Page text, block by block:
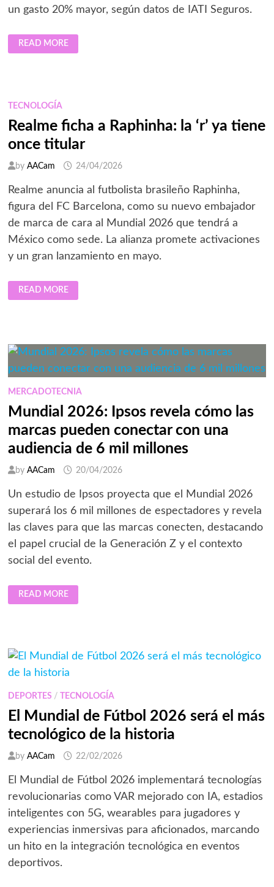
un gasto 20% mayor, según datos de IATI Seguros.
EL
FAN
LATINO
FÚTBOL:
CRECEN
HASTA
16
NOCHES
2026
READ MORE
TECNOLOGÍA
Realme ficha a Raphinha: la ‘r’ ya tiene
once titular
by AACam 24/04/2026
Realme anuncia al futbolista brasileño Raphinha,
figura del FC Barcelona, como su nuevo embajador
de marca de cara al Mundial 2026 que tendrá a
México como sede. La alianza promete activaciones
y un gran lanzamiento en mayo.
REALME
FICHA
A
TIENE
ONCE
TITULAR
READ MORE
MERCADOTECNIA
Mundial 2026: Ipsos revela cómo las
marcas pueden conectar con una
audiencia de 6 mil millones
by AACam 20/04/2026
Un estudio de Ipsos proyecta que el Mundial 2026
superará los 6 mil millones de espectadores y revela
las claves para que las marcas conecten, destacando
el papel crucial de la Generación Z y el contexto
social del evento.
MUNDIAL
2026:
IPSOS
PUEDEN
CONECTAR
CON
UNA
DE
6
MIL
MILLONES
READ MORE
DEPORTES / TECNOLOGÍA
El Mundial de Fútbol 2026 será el más
tecnológico de la historia
by AACam 22/02/2026
El Mundial de Fútbol 2026 implementará tecnologías
revolucionarias como VAR mejorado con IA, estadios
inteligentes con 5G, wearables para jugadores y
experiencias inmersivas para aficionados, marcando
un hito en la integración tecnológica en eventos
deportivos.